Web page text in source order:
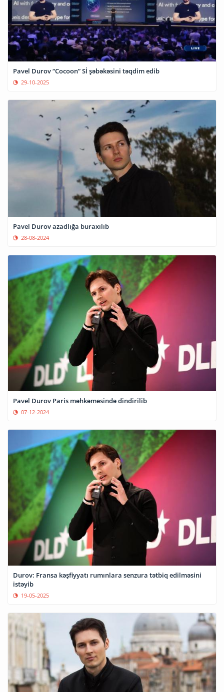
Pavel Durov “Cocoon” Sİ şəbəkəsini təqdim edib
29-10-2025
Pavel Durov azadlığa buraxılıb
28-08-2024
Pavel Durov Paris məhkəməsində dindirilib
07-12-2024
Durov: Fransa kəşfiyyatı rumınlara senzura tətbiq edilməsini
istəyib
19-05-2025